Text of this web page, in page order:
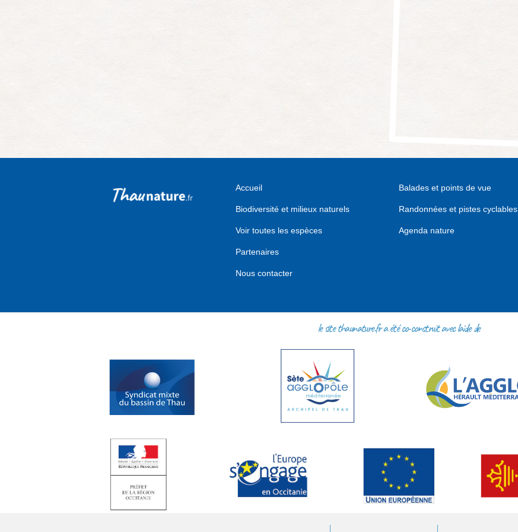
Accueil
Biodiversité et milieux naturels
Voir toutes les espèces
Partenaires
Nous contacter
Balades et points de vue
Randonnées et pistes cyclables
Agenda nature
le site thaunature.fr a été co-construit avec l'aide de